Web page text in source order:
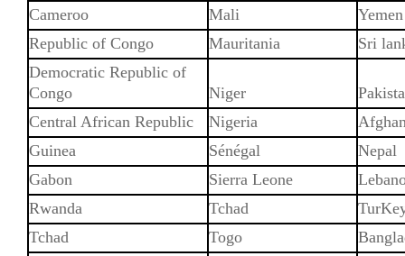
Cameroo
Mali
Yemen
Republic of Congo
Mauritania
Sri
Democratic Republic of
Congo
Niger
Central African Republic
Nigeria
Guinea
Sénégal
Nepal
Gabon
Sierra Leone
Rwanda
Tchad
Tchad
Togo